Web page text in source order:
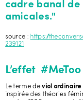
cadre banal de
amicales."
source : https://
239121
L’effet #MeToo
Le terme deviol ordinaire
inspirée des théories